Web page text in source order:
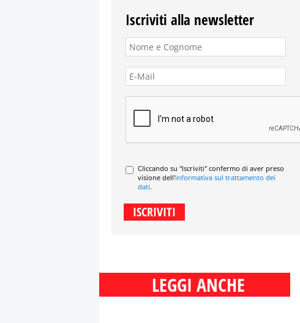
Iscriviti alla newsletter
Cliccando su "Iscriviti" confermo di aver preso
visione dell'informativa sul trattamento dei
dati.
LEGGI ANCHE